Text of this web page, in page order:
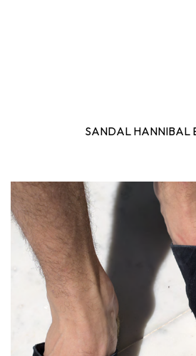
SANDAL HANNIBAL